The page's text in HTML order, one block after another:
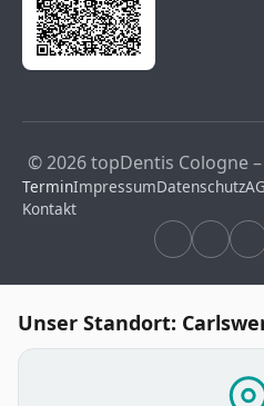
© 2026 topDentis Cologne
TerminImpressumDatenschutz
Kontakt
Unser Standort: